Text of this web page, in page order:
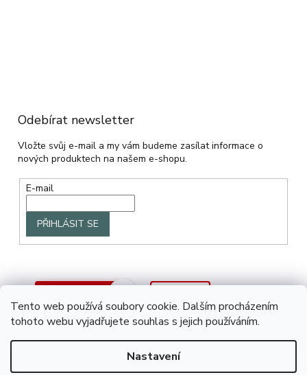
Tento web používá soubory cookie. Dalším procházením
tohoto webu vyjadřujete souhlas s jejich používáním.
Nastavení
Odebírat newsletter
Vložte svůj e-mail a my vám budeme zasílat informace o
nových produktech na našem e-shopu.
E-mail
PŘIHLÁSIT SE
Vytvořil Shoptet